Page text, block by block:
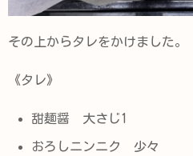
その上からタレをかけました。
《タレ》
甜麺醤 大さじ1
おろしニンニク 少々